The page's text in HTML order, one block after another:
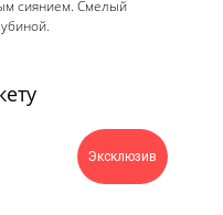
сиянием. Смелый
Эксклюзив